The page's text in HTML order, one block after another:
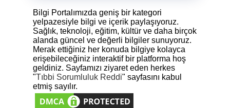
Bilgi Portalımızda geniş bir kategori
yelpazesiyle bilgi ve içerik paylaşıyoruz.
Sağlık, teknoloji, eğitim, kültür ve daha birçok
alanda güncel ve değerli bilgiler sunuyoruz.
Merak ettiğiniz her konuda bilgiye kolayca
erişebileceğiniz interaktif bir platforma hoş
geldiniz. Sayfamızı ziyaret eden herkes
"Tıbbi Sorumluluk Reddi" sayfasını kabul
etmiş sayılır.